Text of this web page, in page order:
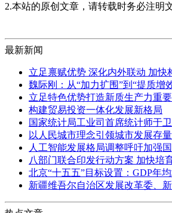
2.本站的原创文章，请转载时务必注明
最新新闻
立足禀赋优势 深化内外联动 加快
魏际刚：从“加力扩围”到“提质增
立足特色优势打造新质生产力重
构建贸易投资一体化发展新格局
国家统计局工业司首席统计师于
以人民城市理念引领城市发展存
人工智能发展格局调整呼吁加强
八部门联合印发行动方案 加快培
北京“十五五”目标设置：GDP年
新疆维吾尔自治区发展改革委、